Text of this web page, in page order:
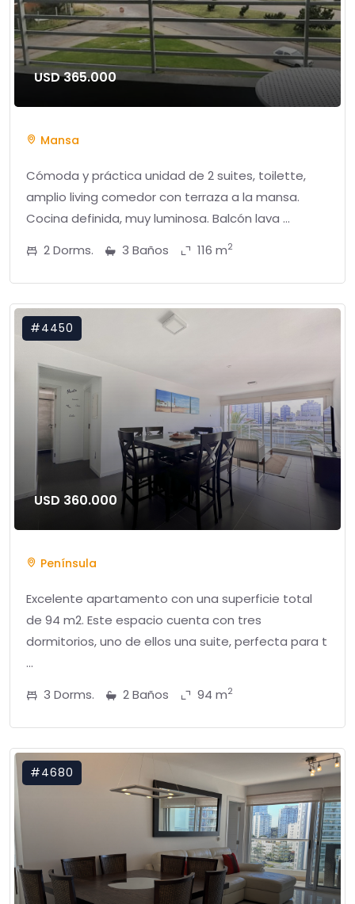
USD 365.000
Mansa
Cómoda y práctica unidad de 2 suites, toilette,
amplio living comedor con terraza a la mansa.
Cocina definida, muy luminosa. Balcón lava ...
2 Dorms.
3 Baños 116 m2
#4450
USD 360.000
Península
Excelente apartamento con una superficie total
de 94 m2. Este espacio cuenta con tres
dormitorios, uno de ellos una suite, perfecta para t
...
3 Dorms.
2 Baños 94 m2
#4680